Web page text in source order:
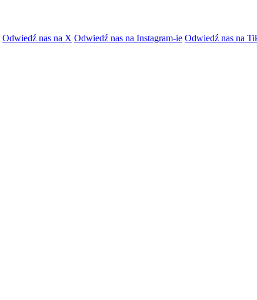
Odwiedź nas na X Odwiedź nas na Instagram-ie Odwiedź nas na